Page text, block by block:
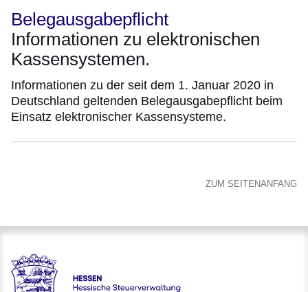
Belegausgabepflicht
Informationen zu elektronischen
Kassensystemen.
Informationen zu der seit dem 1. Januar 2020 in
Deutschland geltenden Belegausgabepflicht beim
Einsatz elektronischer Kassensysteme.
ZUM SEITENANFANG